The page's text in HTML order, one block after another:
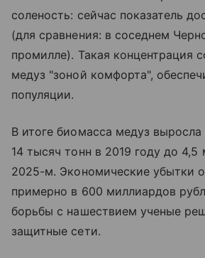
соленость: сейчас показатель
(для сравнения: в соседнем
промилле). Такая концентрация
медуз "зоной комфорта",
популяции.
В итоге биомасса медуз выросла
14 тысяч тонн в 2019 году до 4,5
2025-м. Экономические убытки
примерно в 600 миллиардов
борьбы с нашествием ученые
защитные сети.